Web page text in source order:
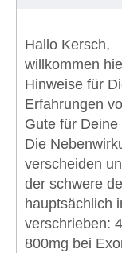
Hallo Kersch,
willkommen
Hinweise für
Erfahrungen
Gute für Deine
Die
verscheiden
der schwere
hauptsächlich
verschrieben:
800mg bei